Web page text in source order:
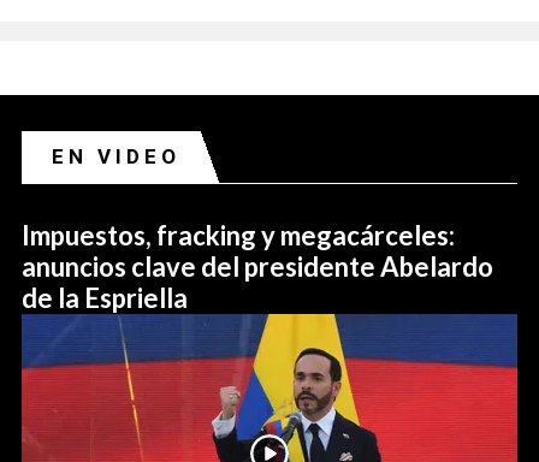
EN VIDEO
Impuestos, fracking y megacárceles:
anuncios clave del presidente Abelardo
de la Espriella